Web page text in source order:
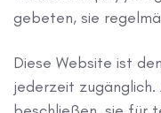
gebeten, sie
Diese Website ist
jederzeit zugänglich.